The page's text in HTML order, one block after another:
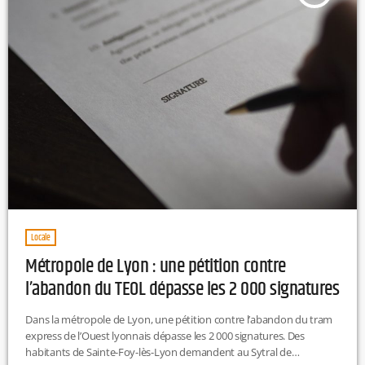
Locale
Métropole de Lyon : une pétition contre
l’abandon du TEOL dépasse les 2 000 signatures
Dans la métropole de Lyon, une pétition contre l’abandon du tram
express de l’Ouest lyonnais dépasse les 2 000 signatures. Des
habitants de Sainte-Foy-lès-Lyon demandent au Sytral de